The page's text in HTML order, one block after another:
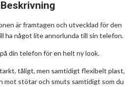
Beskrivning
är framtagen och utvecklad för den
ha något lite annorlunda till sin telefon.
din telefon för en helt ny look.
tåligt, men samtidigt flexibelt plast,
mot stötar och smuts samtidigt som du